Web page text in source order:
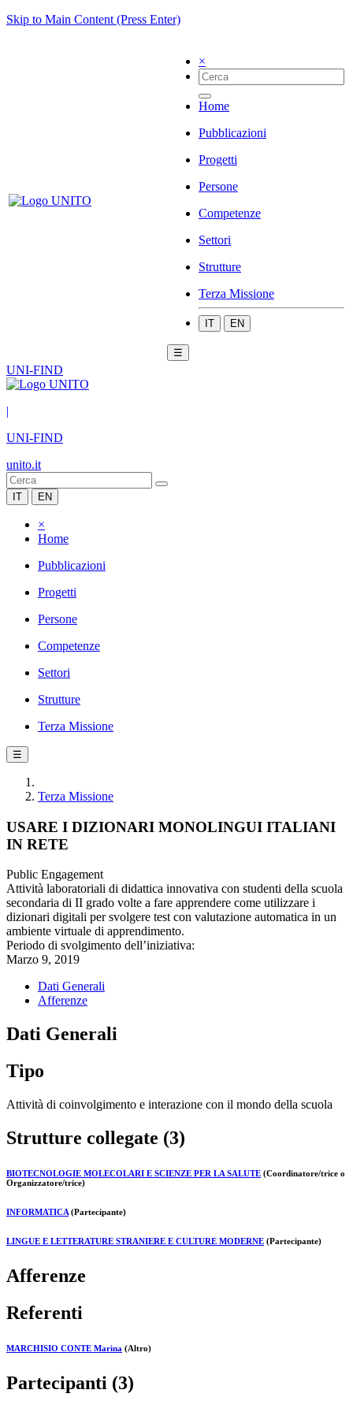
Skip to Main Content (Press Enter)
×
Home
Pubblicazioni
Progetti
Persone
Competenze
Settori
Strutture
Terza Missione
IT EN
☰
UNI-FIND
|
UNI-FIND
unito.it
IT EN
×
Home
Pubblicazioni
Progetti
Persone
Competenze
Settori
Strutture
Terza Missione
☰
Terza Missione
USARE I DIZIONARI MONOLINGUI ITALIANI
IN RETE
Public Engagement
Attività laboratoriali di didattica innovativa con studenti della scuola
secondaria di II grado volte a fare apprendere come utilizzare i
dizionari digitali per svolgere test con valutazione automatica in un
ambiente virtuale di apprendimento.
Periodo di svolgimento dell’iniziativa:
Marzo 9, 2019
Dati Generali
Afferenze
Dati Generali
Tipo
Attività di coinvolgimento e interazione con il mondo della scuola
Strutture collegate (3)
BIOTECNOLOGIE MOLECOLARI E SCIENZE PER LA SALUTE (Coordinatore/trice o
Organizzatore/trice)
INFORMATICA (Partecipante)
LINGUE E LETTERATURE STRANIERE E CULTURE MODERNE (Partecipante)
Afferenze
Referenti
MARCHISIO CONTE Marina (Altro)
Partecipanti (3)